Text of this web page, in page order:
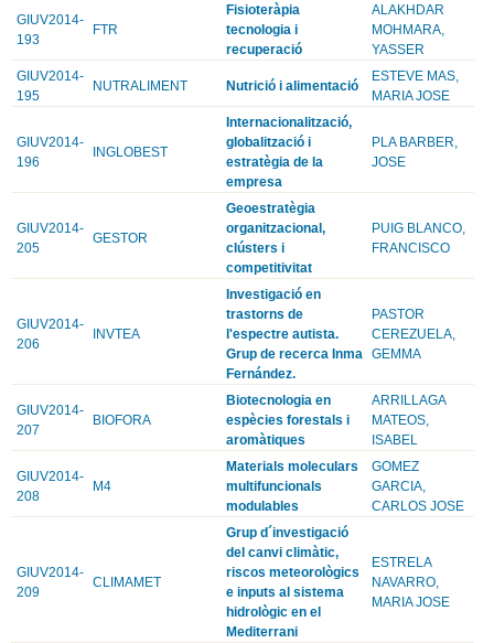
GIUV2014-
193
FTR
Fisioteràpia
tecnologia i
recuperació
ALAKHDAR
MOHMARA,
YASSER
GIUV2014-
195
NUTRALIMENT Nutrició i alimentació
ESTEVE MAS,
MARIA JOSE
GIUV2014-
196
INGLOBEST
Internacionalització,
globalització i
estratègia de la
empresa
PLA BARBER,
JOSE
GIUV2014-
205
GESTOR
Geoestratègia
organitzacional,
clústers i
competitivitat
PUIG BLANCO,
FRANCISCO
GIUV2014-
206
INVTEA
Investigació en
trastorns de
l'espectre autista.
Grup de recerca Inma
Fernández.
PASTOR
CEREZUELA,
GEMMA
GIUV2014-
207
BIOFORA
Biotecnologia en
espècies forestals i
aromàtiques
ARRILLAGA
MATEOS,
ISABEL
GIUV2014-
208
M4
Materials moleculars
multifuncionals
modulables
GOMEZ
GARCIA,
CARLOS JOSE
GIUV2014-
209
CLIMAMET
Grup d´investigació
del canvi climàtic,
riscos meteorològics
e inputs al sistema
hidrològic en el
Mediterrani
ESTRELA
NAVARRO,
MARIA JOSE